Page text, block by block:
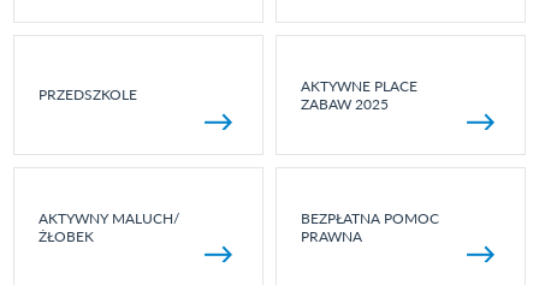
PRZEDSZKOLE
AKTYWNE PLACE
ZABAW 2025
AKTYWNY MALUCH/
ŻŁOBEK
BEZPŁATNA POMOC
PRAWNA